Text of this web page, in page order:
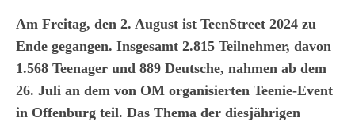
Am Freitag, den 2. August ist TeenStreet 2024 zu
Ende gegangen. Insgesamt 2.815 Teilnehmer, davon
1.568 Teenager und 889 Deutsche, nahmen ab dem
26. Juli an dem von OM organisierten Teenie-Event
in Offenburg teil. Das Thema der diesjährigen